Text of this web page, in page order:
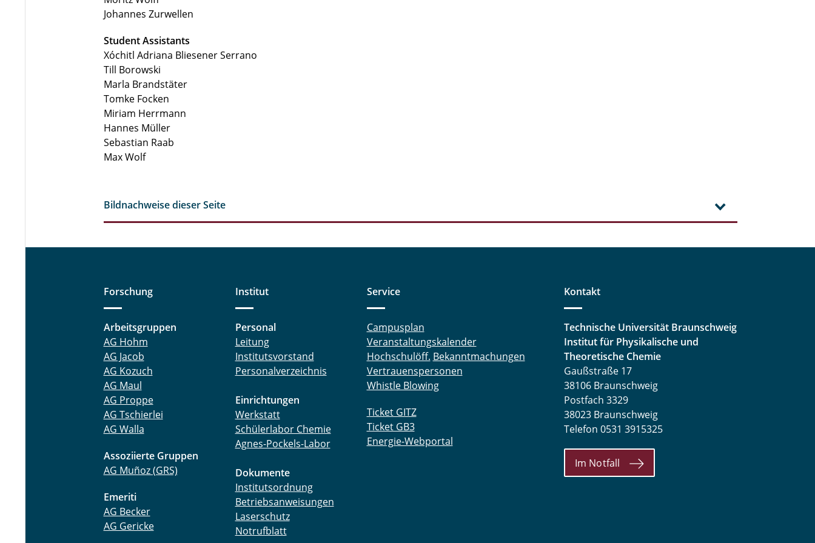
Johannes Zurwellen
Student Assistants
Xóchitl Adriana Bliesener Serrano
Till Borowski
Marla Brandstäter
Tomke Focken
Miriam Herrmann
Hannes Müller
Sebastian Raab
Max Wolf
Bildnachweise dieser Seite
Forschung
Arbeitsgruppen
AG Hohm
AG Jacob
AG Kozuch
AG Maul
AG Proppe
AG Tschierlei
AG Walla
Assoziierte Gruppen
AG Muñoz (GRS)
Emeriti
AG Becker
AG Gericke
Institut
Personal
Leitung
Institutsvorstand
Personalverzeichnis
Einrichtungen
Werkstatt
Schülerlabor Chemie
Agnes-Pockels-Labor
Dokumente
Institutsordnung
Betriebsanweisungen
Laserschutz
Notrufblatt
Service
Campusplan
Veranstaltungskalender
Hochschulöff. Bekanntmachungen
Vertrauenspersonen
Whistle Blowing
Ticket GITZ
Ticket GB3
Energie-Webportal
Kontakt
Technische Universität Braunschweig
Institut für Physikalische und
Theoretische Chemie
Gaußstraße 17
38106 Braunschweig
Postfach 3329
38023 Braunschweig
Telefon 0531 3915325
Im Notfall